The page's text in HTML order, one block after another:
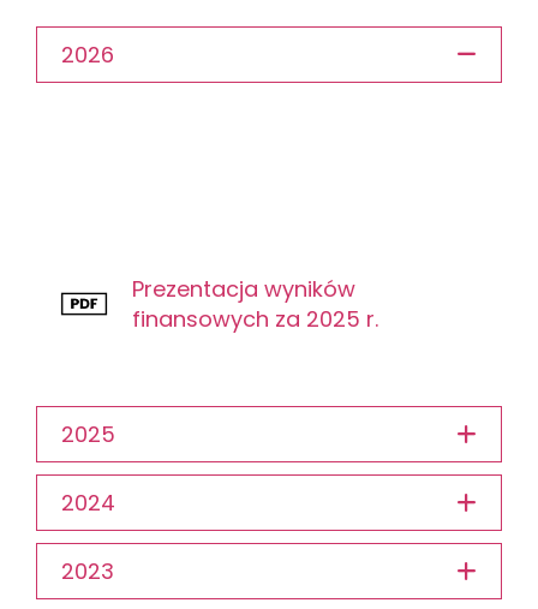
2026
Prezentacja wyników
finansowych za 2025 r.
2025
2024
2023